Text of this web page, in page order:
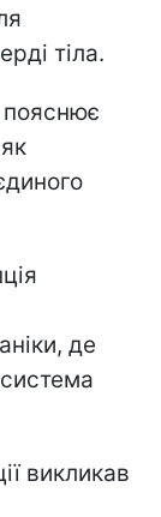
тіла.
де
викликав